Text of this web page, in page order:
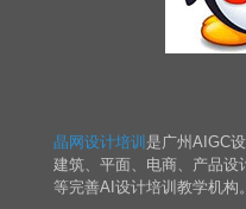
晶网设计培训 是广州AIGC
建筑、平面、电商、产品
等完善AI设计培训教学机构。